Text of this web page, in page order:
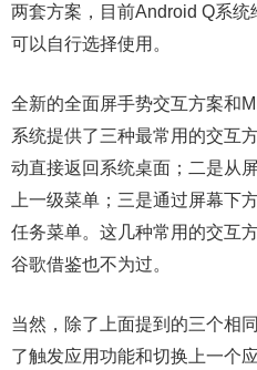
两套方案，目前Android Q系统
可以自行选择使用。
全新的全面屏手势交互方案和
系统提供了三种最常用的交互
动直接返回系统桌面；二是从
上一级菜单；三是通过屏幕下
任务菜单。这几种常用的交互
谷歌借鉴也不为过。
当然，除了上面提到的三个相
了触发应用功能和切换上一个